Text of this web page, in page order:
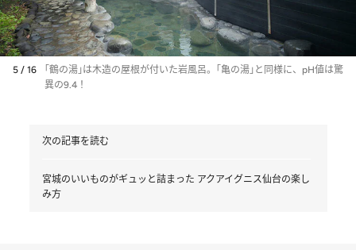
5 / 16
｢鶴の湯｣は木造の屋根が付いた岩風呂。｢亀の湯｣と同様に、pH値は驚
異の9.4！
次の記事を読む
宮城のいいものがギュッと詰まった アクアイグニス仙台の楽し
み方